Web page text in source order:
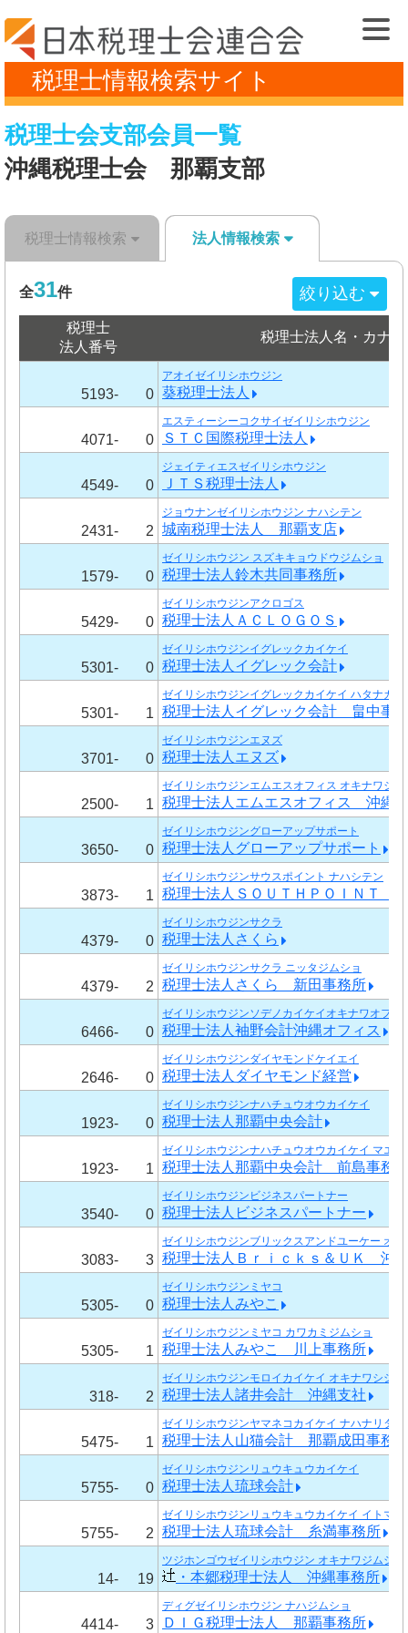
税理士情報検索サイト
税理士会支部会員一覧
沖縄税理士会 那覇支部
税理士情報検索 法人情報検索
全31件 絞り込む
税理士
法人番号
税理士法人名・カナ
5193- 0
アオイゼイリシホウジン
葵税理士法人
4071- 0
エスティーシーコクサイゼイリシホウジン
ＳＴＣ国際税理士法人
4549- 0
ジェイティエスゼイリシホウジン
ＪＴＳ税理士法人
2431- 2
ジョウナンゼイリシホウジン ナハシテン
城南税理士法人 那覇支店
1579- 0
ゼイリシホウジン スズキキョウドウジムショ
税理士法人鈴木共同事務所
5429- 0
ゼイリシホウジンアクロゴス
税理士法人ＡＣＬＯＧＯＳ
5301- 0
ゼイリシホウジンイグレックカイケイ
税理士法人イグレック会計
5301- 1
ゼイリシホウジンイグレックカイケイ ハタナカジ
税理士法人イグレック会計 畠中事
3701- 0
ゼイリシホウジンエヌズ
税理士法人エヌズ
2500- 1
ゼイリシホウジンエムエスオフィス オキナワジム
税理士法人エムエスオフィス 沖縄
3650- 0
ゼイリシホウジングローアップサポート
税理士法人グローアップサポート
3873- 1
ゼイリシホウジンサウスポイント ナハシテン
税理士法人ＳＯＵＴＨＰＯＩＮＴ
4379- 0
ゼイリシホウジンサクラ
税理士法人さくら
4379- 2
ゼイリシホウジンサクラ ニッタジムショ
税理士法人さくら 新田事務所
6466- 0
ゼイリシホウジンソデノカイケイオキナワオフィ
税理士法人袖野会計沖縄オフィス
2646- 0
ゼイリシホウジンダイヤモンドケイエイ
税理士法人ダイヤモンド経営
1923- 0
ゼイリシホウジンナハチュウオウカイケイ
税理士法人那覇中央会計
1923- 1
ゼイリシホウジンナハチュウオウカイケイ マエジ
税理士法人那覇中央会計 前島事務
3540- 0
ゼイリシホウジンビジネスパートナー
税理士法人ビジネスパートナー
3083- 3
ゼイリシホウジンブリックスアンドユーケー オキ
税理士法人Ｂｒｉｃｋｓ＆ＵＫ 沖
5305- 0
ゼイリシホウジンミヤコ
税理士法人みやこ
5305- 1
ゼイリシホウジンミヤコ カワカミジムショ
税理士法人みやこ 川上事務所
318- 2
ゼイリシホウジンモロイカイケイ オキナワシシャ
税理士法人諸井会計 沖縄支社
5475- 1
ゼイリシホウジンヤマネコカイケイ ナハナリタジ
税理士法人山猫会計 那覇成田事務
5755- 0
ゼイリシホウジンリュウキュウカイケイ
税理士法人琉球会計
5755- 2
ゼイリシホウジンリュウキュウカイケイ イトマ
税理士法人琉球会計 糸満事務所
14- 19
ツジホンゴウゼイリシホウジン オキナワジムショ
・本郷税理士法人 沖縄事務所
4414- 3
ディグゼイリシホウジン ナハジムショ
ＤＩＧ税理士法人 那覇事務所